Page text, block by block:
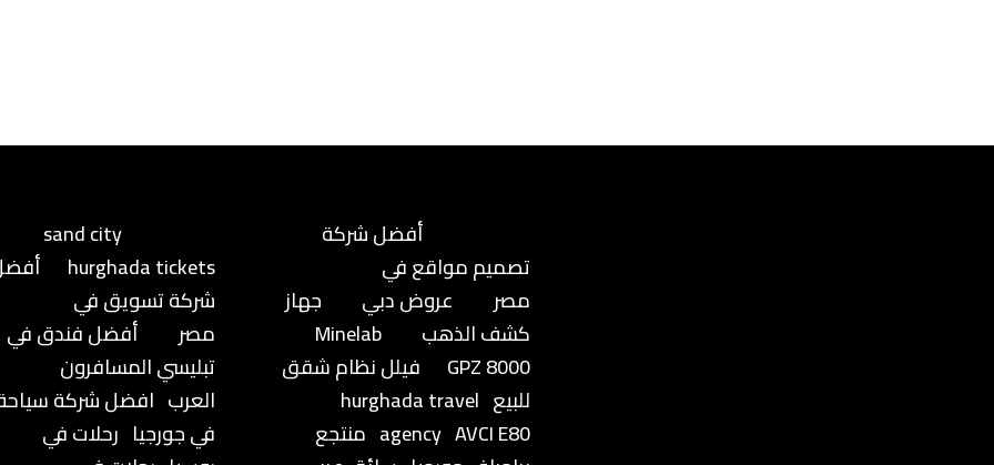
sand city
hurghada tickets
شركة تسويق في
مصر
أفضل فندق في
تبليسي المسافرون
العرب افضل شركة
في جورجيا رحلات في
أفضل شركة
تصميم مواقع في
مصر
عروض دبي
جهاز
كشف الذهب
Minelab
GPZ 8000
فيلل نظام شقق
للبيع hurghada travel
agency AVCI E80
منتجع